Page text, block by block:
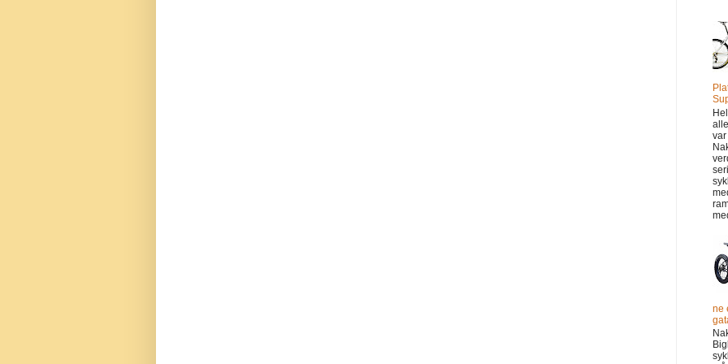
var
ne